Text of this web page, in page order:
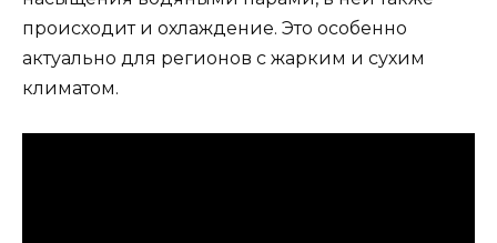
происходит и охлаждение. Это особенно
актуально для регионов с жарким и сухим
климатом.